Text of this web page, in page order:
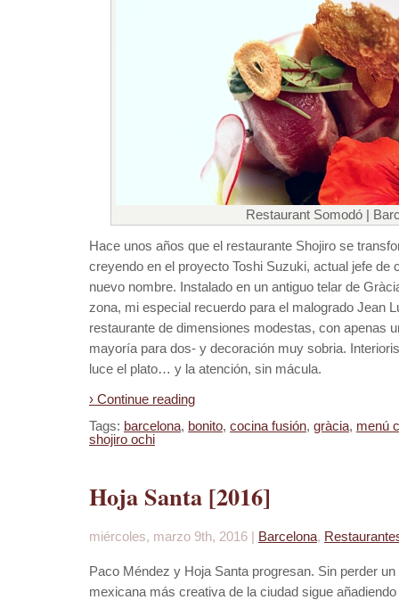
Restaurant Somodó |
Hace unos años que el restaurante Shojiro se
creyendo en el proyecto Toshi Suzuki, actual jefe de
nuevo nombre. Instalado en un antiguo telar de
zona, mi especial recuerdo para el malogrado Jean
restaurante de dimensiones modestas, con apenas
mayoría para dos- y decoración muy sobria.
luce el plato… y la atención, sin mácula.
› Continue reading
Tags: barcelona, bonito, cocina fusión, gràcia, menú
shojiro ochi
Hoja Santa [2016]
miércoles, marzo 9th, 2016 | Barcelona,
Paco Méndez y Hoja Santa progresan. Sin perder
mexicana más creativa de la ciudad sigue